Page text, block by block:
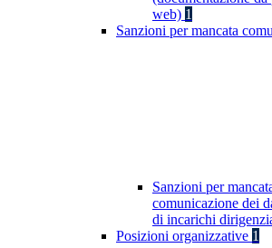
web) 1
Sanzioni per mancata
Sanzioni per
comunicazione dei
di incarichi
Posizioni organizzative 1